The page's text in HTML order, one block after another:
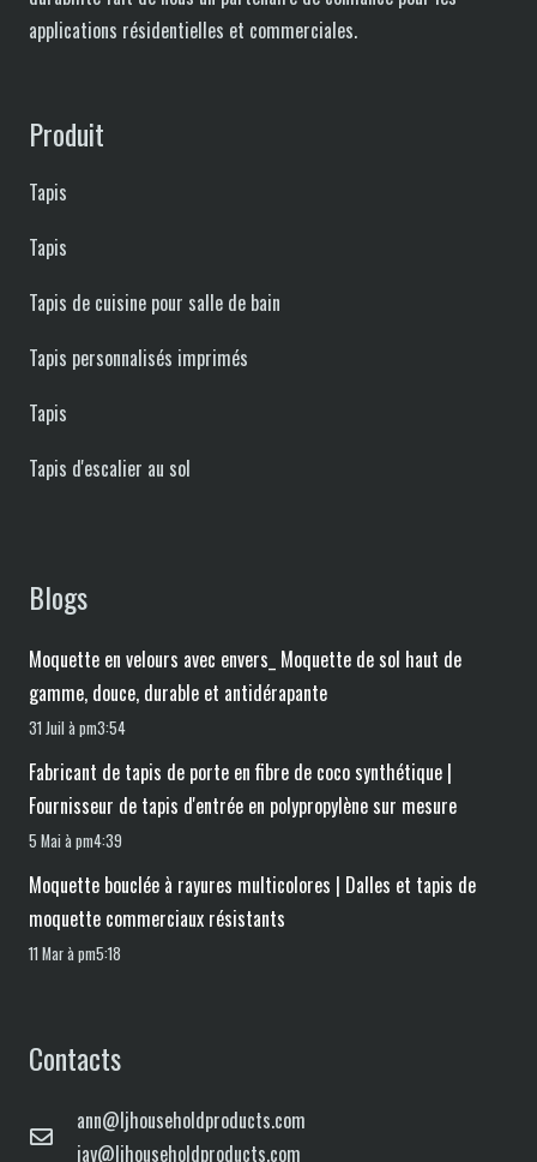
applications résidentielles et commerciales.
Produit
Tapis
Tapis
Tapis de cuisine pour salle de bain
Tapis personnalisés imprimés
Tapis
Tapis d'escalier au sol
Blogs
Moquette en velours avec envers_ Moquette de sol haut de
gamme, douce, durable et antidérapante
31 Juil à pm3:54
Fabricant de tapis de porte en fibre de coco synthétique |
Fournisseur de tapis d'entrée en polypropylène sur mesure
5 Mai à pm4:39
Moquette bouclée à rayures multicolores | Dalles et tapis de
moquette commerciaux résistants
11 Mar à pm5:18
Contacts
ann@ljhouseholdproducts.com
jay@ljhouseholdproducts.com